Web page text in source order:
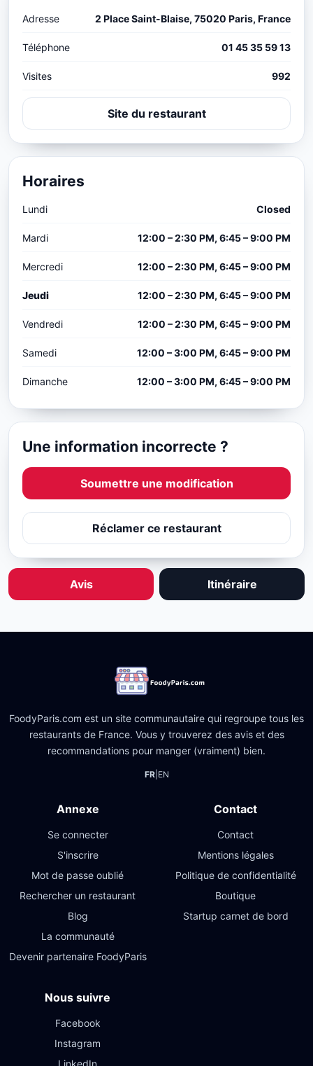
Adresse 2 Place Saint-Blaise, 75020 Paris, France
Téléphone 01 45 35 59 13
Visites 992
Site du restaurant
Horaires
Lundi Closed
Mardi 12:00 – 2:30 PM, 6:45 – 9:00 PM
Mercredi 12:00 – 2:30 PM, 6:45 – 9:00 PM
Jeudi 12:00 – 2:30 PM, 6:45 – 9:00 PM
Vendredi 12:00 – 2:30 PM, 6:45 – 9:00 PM
Samedi 12:00 – 3:00 PM, 6:45 – 9:00 PM
Dimanche 12:00 – 3:00 PM, 6:45 – 9:00 PM
Une information incorrecte ?
Soumettre une modification
Réclamer ce restaurant
Avis Itinéraire
FoodyParis.com est un site communautaire qui regroupe tous les
restaurants de France. Vous y trouverez des avis et des
recommandations pour manger (vraiment) bien.
FR| EN
Annexe
Se connecter
S'inscrire
Mot de passe oublié
Rechercher un restaurant
Blog
La communauté
Devenir partenaire FoodyParis
Contact
Contact
Mentions légales
Politique de confidentialité
Boutique
Startup carnet de bord
Nous suivre
Facebook
Instagram
LinkedIn